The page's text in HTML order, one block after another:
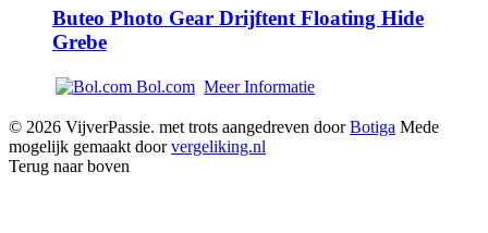
Buteo Photo Gear Drijftent Floating Hide
Grebe
Bol.com Meer Informatie
© 2026 VijverPassie. met trots aangedreven doorBotiga Mede
mogelijk gemaakt doorvergeliking.nl
Terug naar boven